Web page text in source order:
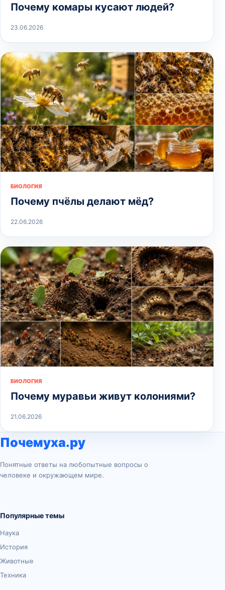
Почему комары кусают людей?
23.06.2026
БИОЛОГИЯ
Почему пчёлы делают мёд?
22.06.2026
БИОЛОГИЯ
Почему муравьи живут колониями?
21.06.2026
Почемуха.ру
Понятные ответы на любопытные вопросы о
человеке и окружающем мире.
Популярные темы
Наука
История
Животные
Техника